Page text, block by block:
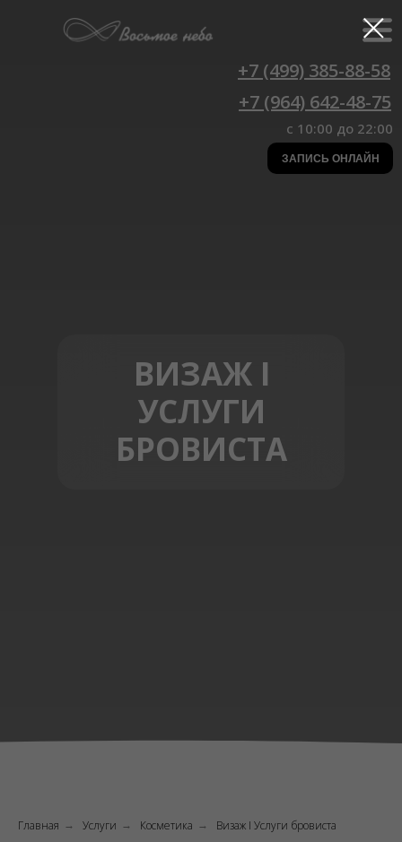
c 10:00 до 22:00
+7 (964) 642-48-75
+7 (499) 385-88-58
ЗАПИСЬ ОНЛАЙН
ВИЗАЖ I
УСЛУГИ
БРОВИСТА
Главная → Услуги → Косметика → Визаж I Услуги бровиста